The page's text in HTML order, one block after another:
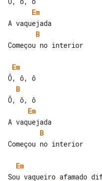
Em
B
Começou no interior
Em
B
Em
B
Começou no interior
Em